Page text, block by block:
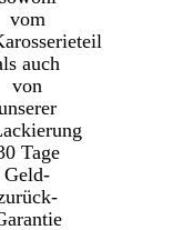
vom
auch
von
Tage
Geld-